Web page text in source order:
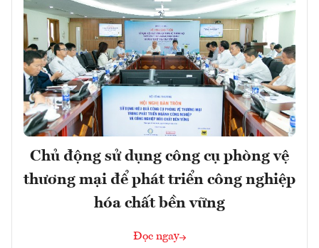
Chủ động sử dụng công cụ phòng vệ
thương mại để phát triển công nghiệp
hóa chất bền vững
Đọc ngay